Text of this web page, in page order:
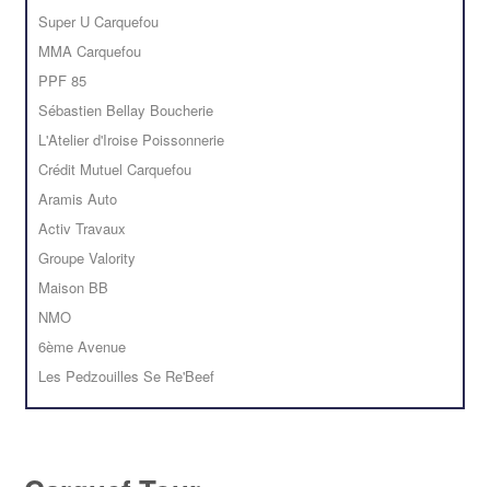
Super U Carquefou
MMA Carquefou
PPF 85
Sébastien Bellay Boucherie
L'Atelier d'Iroise Poissonnerie
Crédit Mutuel Carquefou
Aramis Auto
Activ Travaux
Groupe Valority
Maison BB
NMO
6ème Avenue
Les Pedzouilles Se Re'Beef